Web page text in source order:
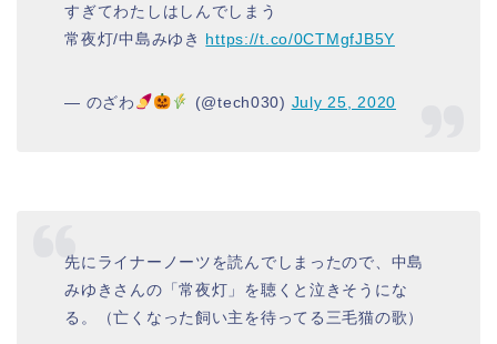
すぎてわたしはしんでしまう
常夜灯/中島みゆき https://t.co/0CTMgfJB5Y
— のざわ (@tech030) July 25, 2020
先にライナーノーツを読んでしまったので、中島
みゆきさんの「常夜灯」を聴くと泣きそうにな
る。（亡くなった飼い主を待ってる三毛猫の歌）